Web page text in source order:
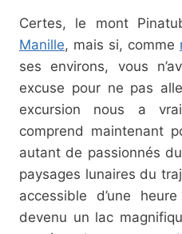
Certes, le mont
Manille, mais si, comme
ses environs, vous
excuse pour ne pas
excursion nous a
comprend maintenant
autant de passionnés
paysages lunaires du
accessible d’une
devenu un lac